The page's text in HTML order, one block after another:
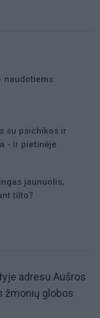
naudotiems
su psichikos ir
- ir pietinėje
jaunuolis,
tilto?
adresu Aušros
žmonių globos